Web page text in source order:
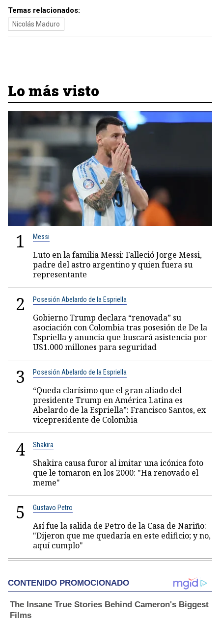
Temas relacionados:
Nicolás Maduro
Lo más visto
1 Messi
Luto en la familia Messi: Falleció Jorge Messi,
padre del astro argentino y quien fuera su
representante
2 Posesión Abelardo de la Espriella
Gobierno Trump declara “renovada” su
asociación con Colombia tras posesión de De la
Espriella y anuncia que buscará asistencia por
US1.000 millones para seguridad
3 Posesión Abelardo de la Espriella
“Queda clarísimo que el gran aliado del
presidente Trump en América Latina es
Abelardo de la Espriella”: Francisco Santos, ex
vicepresidente de Colombia
4 Shakira
Shakira causa furor al imitar una icónica foto
que le tomaron en los 2000: "Ha renovado el
meme"
5 Gustavo Petro
Así fue la salida de Petro de la Casa de Nariño:
"Dijeron que me quedaría en este edificio; y no,
aquí cumplo"